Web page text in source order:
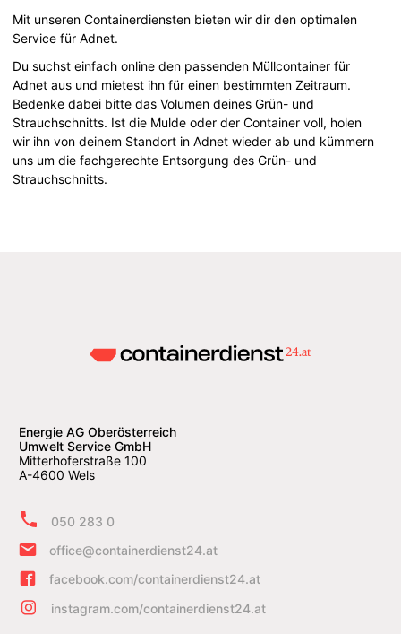
Mit unseren Containerdiensten bieten wir dir den optimalen
Service für Adnet.
Du suchst einfach online den passenden Müllcontainer für
Adnet aus und mietest ihn für einen bestimmten Zeitraum.
Bedenke dabei bitte das Volumen deines Grün- und
Strauchschnitts. Ist die Mulde oder der Container voll, holen
wir ihn von deinem Standort in Adnet wieder ab und kümmern
uns um die fachgerechte Entsorgung des Grün- und
Strauchschnitts.
Energie AG Oberösterreich
Umwelt Service GmbH
Mitterhoferstraße 100
A-4600 Wels
050 283 0
office@containerdienst24.at
facebook.com/containerdienst24.at
instagram.com/containerdienst24.at